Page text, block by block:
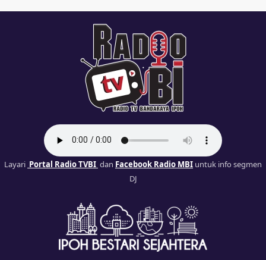
Layari Portal Radio TVBI dan Facebook Radio MBI untuk info segmen
DJ